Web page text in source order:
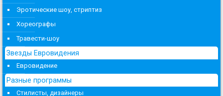
Эротические шоу, стриптиз
Хореографы
Травести-шоу
Звезды Евровидения
Евровидение
Разные программы
Стилисты, дизайнеры